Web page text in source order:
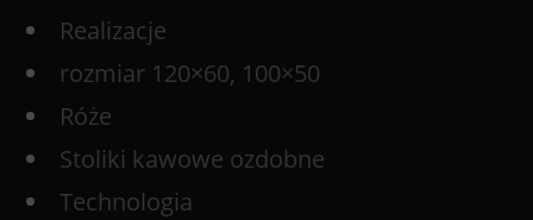
Realizacje
rozmiar 120×60, 100×50
Róże
Stoliki kawowe ozdobne
Technologia